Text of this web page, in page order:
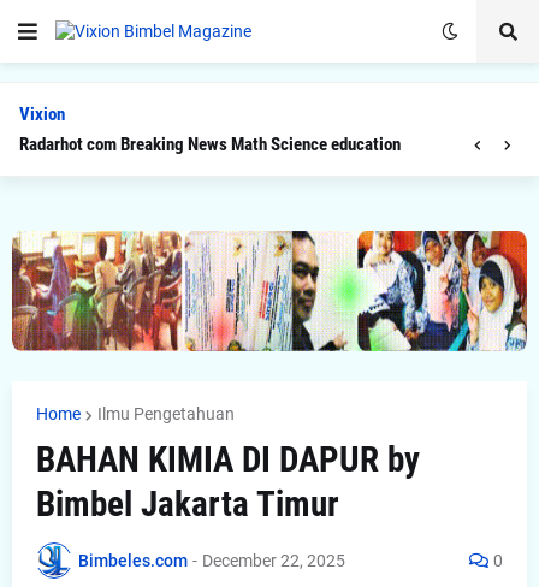
Vixion
Radarhot com Breaking News Math Science education
Home Ilmu Pengetahuan
BAHAN KIMIA DI DAPUR by
Bimbel Jakarta Timur
Bimbeles.com - December 22, 2025 0